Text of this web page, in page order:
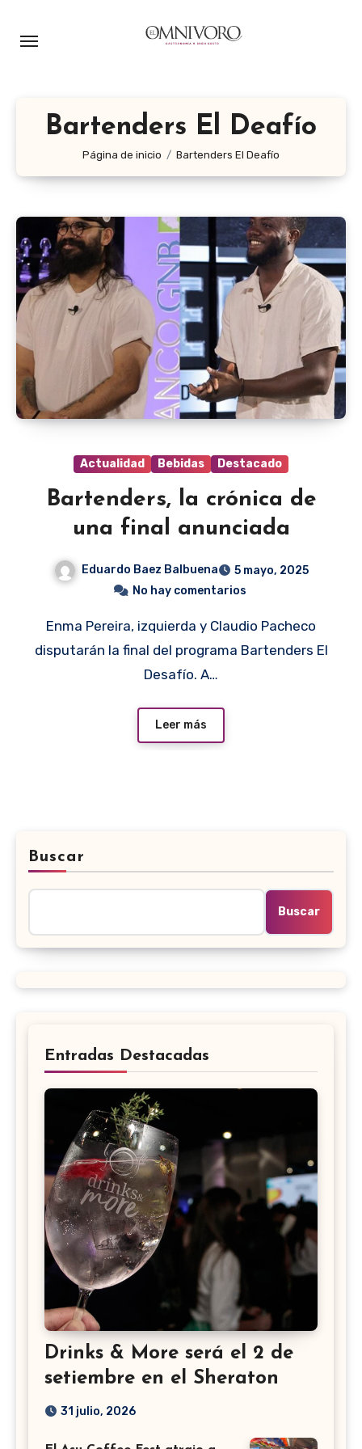
Bartenders El Deafío
Página de inicio Bartenders El Deafío
Actualidad Bebidas Destacado
Bartenders, la crónica de
una final anunciada
Eduardo Baez Balbuena
5 mayo, 2025
No hay comentarios
Enma Pereira, izquierda y Claudio Pacheco
disputarán la final del programa Bartenders El
Desafío. A…
Leer más
Buscar
Buscar
Entradas Destacadas
Drinks & More será el 2 de
setiembre en el Sheraton
31 julio, 2026